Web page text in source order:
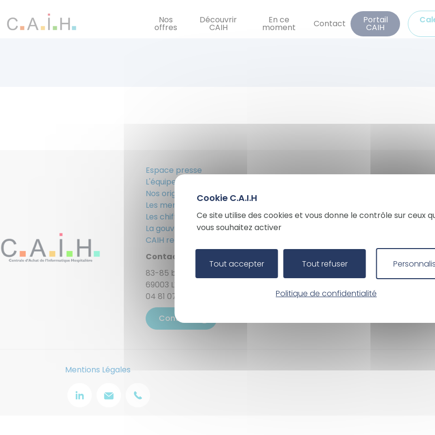
Ce site utilise des cookies et vous donne le contrôle sur ceux
vous souhaitez activer
Tout accepter Tout refuser
Politique de confidentialité
au
contenu
Nos
offres
Découvrir
CAIH
En ce
moment Contact Portail
CAIH
Espace presse
L'équipe CAIH
Nos origines / Notre philosophie
Les membres fondateurs
Les chiffres
La gouvernance
CAIH recrute
Contact
83-85 boulevard Marius Vivier Merle
69003 LYON - 5ème étage
04 81 07 01 55
Contact
Mentions Légales
Image
Image